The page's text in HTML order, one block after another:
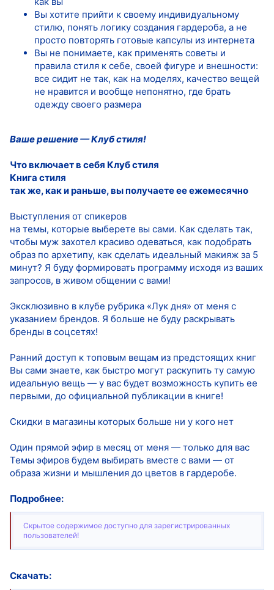
Вы хотите прийти к своему индивидуальному
стилю, понять логику создания гардероба, а не
просто повторять готовые капсулы из интернета
Вы не понимаете, как применять советы и
правила стиля к себе, своей фигуре и внешности:
все сидит не так, как на моделях, качество вещей
не нравится и вообще непонятно, где брать
одежду своего размера
Ваше решение — Клуб стиля!
Что включает в себя Клуб стиля
Книга стиля
так же, как и раньше, вы получаете ее ежемесячно
Выступления от спикеров
на темы, которые выберете вы сами. Как сделать так,
чтобы муж захотел красиво одеваться, как подобрать
образ по архетипу, как сделать идеальный макияж за 5
минут? Я буду формировать программу исходя из ваших
запросов, в живом общении с вами!
Эксклюзивно в клубе рубрика «Лук дня» от меня с
указанием брендов. Я больше не буду раскрывать
бренды в соцсетях!
Ранний доступ к топовым вещам из предстоящих книг
Вы сами знаете, как быстро могут раскупить ту самую
идеальную вещь — у вас будет возможность купить ее
первыми, до официальной публикации в книге!
Скидки в магазины которых больше ни у кого нет
Один прямой эфир в месяц от меня — только для вас
Темы эфиров будем выбирать вместе с вами — от
образа жизни и мышления до цветов в гардеробе.
Подробнее:
Скрытое содержимое доступно для зарегистрированных
пользователей!
Скачать: